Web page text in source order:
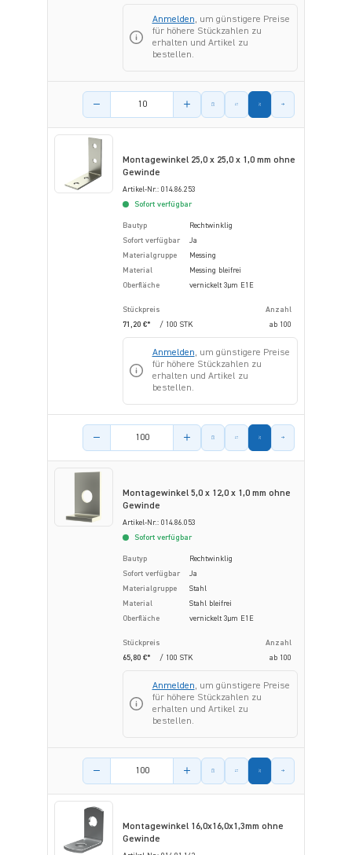
Anmelden, um günstigere Preise
für höhere Stückzahlen zu
erhalten und Artikel zu
bestellen.
Menge des Artikels
Montagewinkel 25,0 x 25,0 x 1,0 mm ohne
Gewinde
Artikel-Nr.: 014.86.253
Sofort verfügbar
Bautyp
Rechtwinklig
Sofort verfügbar
Ja
Materialgruppe
Messing
Material
Messing bleifrei
Oberfläche
vernickelt 3µm E1E
Stückpreis
Anzahl
71,20 €*
/ 100 STK ab 100
Anmelden, um günstigere Preise
für höhere Stückzahlen zu
erhalten und Artikel zu
bestellen.
Menge des Artikels
Montagewinkel 5,0 x 12,0 x 1,0 mm ohne
Gewinde
Artikel-Nr.: 014.86.053
Sofort verfügbar
Bautyp
Rechtwinklig
Sofort verfügbar
Ja
Materialgruppe
Stahl
Material
Stahl bleifrei
Oberfläche
vernickelt 3µm E1E
Stückpreis
Anzahl
65,80 €*
/ 100 STK ab 100
Anmelden, um günstigere Preise
für höhere Stückzahlen zu
erhalten und Artikel zu
bestellen.
Menge des Artikels
Montagewinkel 16,0x16,0x1,3mm ohne
Gewinde